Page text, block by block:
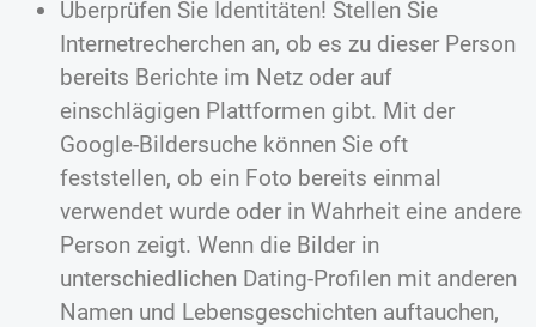
Überprüfen Sie Identitäten! Stellen Sie
Internetrecherchen an, ob es zu dieser Person
bereits Berichte im Netz oder auf
einschlägigen Plattformen gibt. Mit der
Google-Bildersuche können Sie oft
feststellen, ob ein Foto bereits einmal
verwendet wurde oder in Wahrheit eine andere
Person zeigt. Wenn die Bilder in
unterschiedlichen Dating-Profilen mit anderen
Namen und Lebensgeschichten auftauchen,